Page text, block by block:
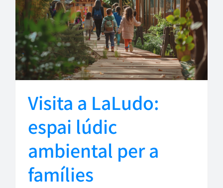
Visita a LaLudo:
espai lúdic
ambiental per a
famílies